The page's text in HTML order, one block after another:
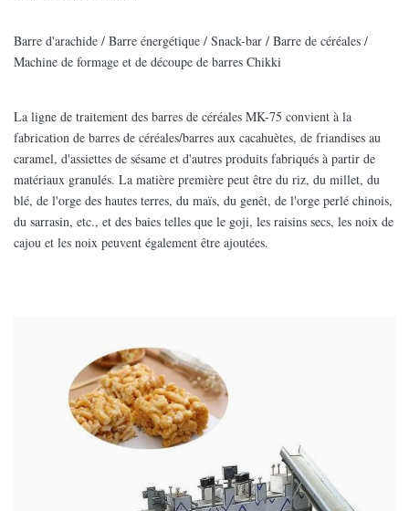
Barre d'arachide / Barre énergétique / Snack-bar / Barre de céréales /
Machine de formage et de découpe de barres Chikki
La ligne de traitement des barres de céréales MK-75 convient à la
fabrication de barres de céréales/barres aux cacahuètes, de friandises au
caramel, d'assiettes de sésame et d'autres produits fabriqués à partir de
matériaux granulés. La matière première peut être du riz, du millet, du
blé, de l'orge des hautes terres, du maïs, du genêt, de l'orge perlé chinois,
du sarrasin, etc., et des baies telles que le goji, les raisins secs, les noix de
cajou et les noix peuvent également être ajoutées.